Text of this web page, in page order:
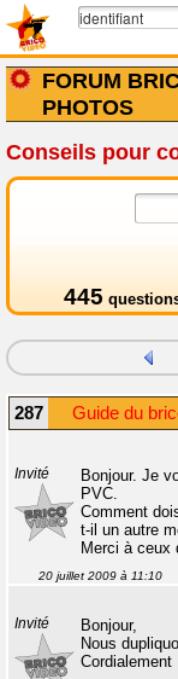
FORUM
PHOTOS
Conseils pour
445
287 Guide du
Invité
Bonjour. Je
PVC.
Comment
t-il un autre
Merci à ceux
20 juillet 2009 à 11:10
Invité
Bonjour,
Nous
Cordialement